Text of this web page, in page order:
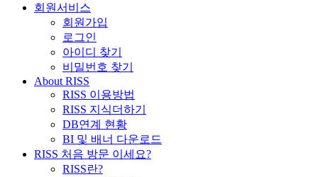
회원서비스
회원가입
로그인
아이디 찾기
비밀번호 찾기
About RISS
RISS 이용방법
RISS 지식더하기
DB연계 현황
BI 및 배너 다운로드
RISS 처음 방문 이세요?
RISS란?